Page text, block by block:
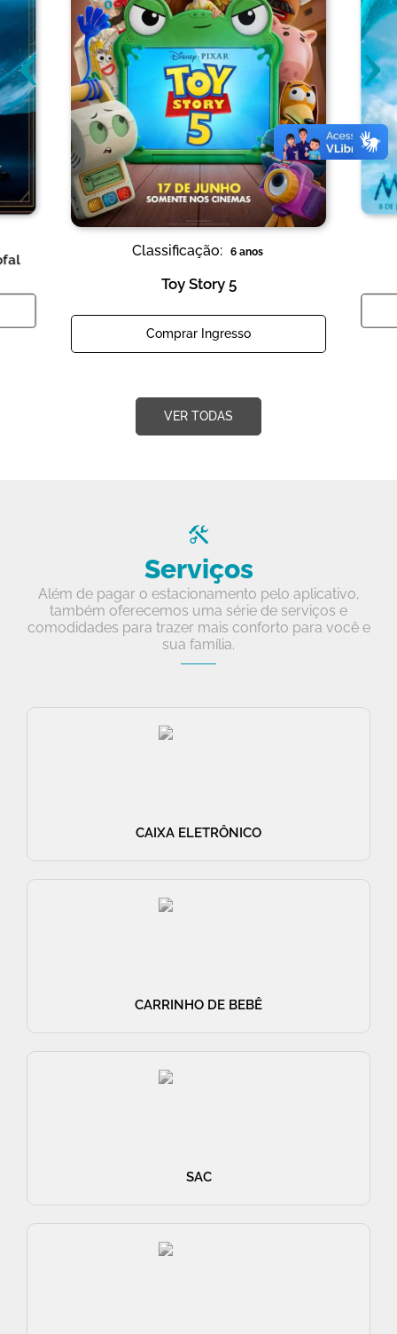
Classificação: 6 anos
Toy Story 5
Comprar Ingresso
‹ ›
VER TODAS
Serviços
Além de pagar o estacionamento pelo aplicativo,
também oferecemos uma série de serviços e
comodidades para trazer mais conforto para você e
sua família.
CAIXA ELETRÔNICO
CARRINHO DE BEBÊ
SAC